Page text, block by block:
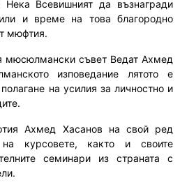
Нека Всевишният да възнагради
и време на това благородно
мюфтия.
мюсюлмански съвет Ведат Ахмед
изповедание лятото е
на усилия за личностно и
Ахмед Хасанов на свой ред
на курсовете, както и своите
семинари из страната с